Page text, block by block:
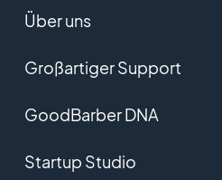
Über uns
Großartiger Support
GoodBarber DNA
Startup Studio